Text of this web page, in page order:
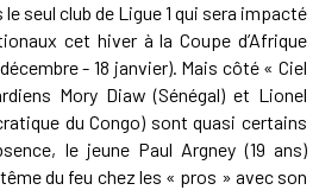
le seul club de Ligue 1 qui sera impacté
cet hiver à la Coupe d’Afrique
- 18 janvier). Mais côté « Ciel
Mory Diaw (Sénégal) et Lionel
du Congo) sont quasi certains
le jeune Paul Argney (19 ans)
du feu chez les « pros » avec son